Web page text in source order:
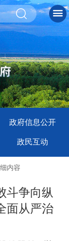
政府信息公开
政民互动
内容
斗争向纵
面从严治